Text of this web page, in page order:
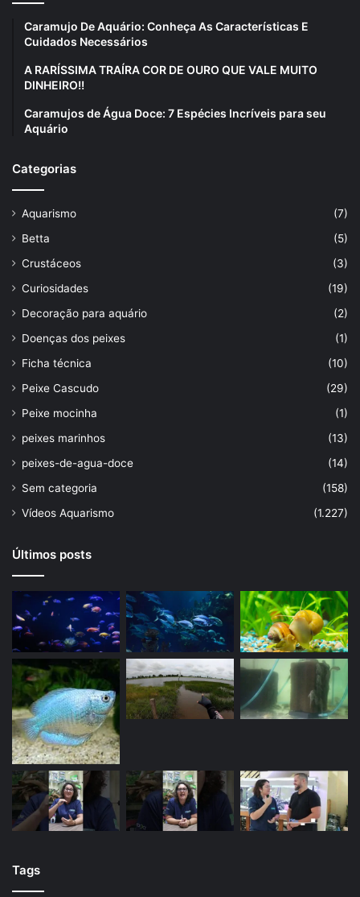
Caramujo De Aquário: Conheça As Características E
Cuidados Necessários
A RARÍSSIMA TRAÍRA COR DE OURO QUE VALE MUITO
DINHEIRO!!
Caramujos de Água Doce: 7 Espécies Incríveis para seu
Aquário
Categorias
Aquarismo
(7)
Betta
(5)
Crustáceos
(3)
Curiosidades
(19)
Decoração para aquário
(2)
Doenças dos peixes
(1)
Ficha técnica
(10)
Peixe Cascudo
(29)
Peixe mocinha
(1)
peixes marinhos
(13)
peixes-de-agua-doce
(14)
Sem categoria
(158)
Vídeos Aquarismo
(1.227)
Últimos posts
Tags